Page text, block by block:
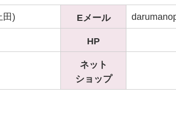
田) Eメール
HP
ネット
ショップ